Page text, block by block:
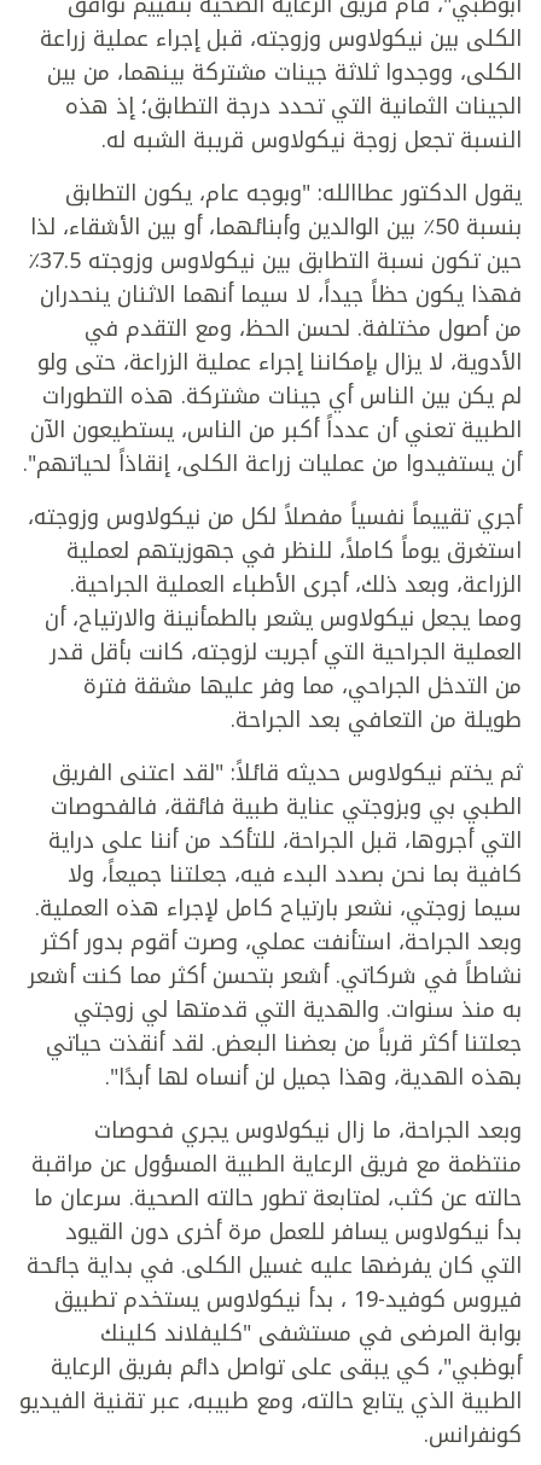
الكلى بين نيكولاوس وزوجته، قبل إجراء عملية زراعة
الكلى، ووجدوا ثلاثة جينات مشتركة بينهما، من بين
الجينات الثمانية التي تحدد درجة التطابق؛ إذ هذه
النسبة تجعل زوجة نيكولاوس قريبة الشبه له.
يقول الدكتور عطاالله: "وبوجه عام، يكون التطابق
بنسبة 50٪ بين الوالدين وأبنائهما، أو بين الأشقاء، لذا
حين تكون نسبة التطابق بين نيكولاوس وزوجته 37.5٪
فهذا يكون حظاً جيداً، لا سيما أنهما الاثنان ينحدران
من أصول مختلفة. لحسن الحظ، ومع التقدم في
الأدوية، لا يزال بإمكاننا إجراء عملية الزراعة، حتى ولو
لم يكن بين الناس أي جينات مشتركة. هذه التطورات
الطبية تعني أن عدداً أكبر من الناس، يستطيعون الآن
أن يستفيدوا من عمليات زراعة الكلى، إنقاذاً لحياتهم".
أجري تقييماً نفسياً مفصلاً لكل من نيكولاوس وزوجته،
استغرق يوماً كاملاً، للنظر في جهوزيتهم لعملية
الزراعة، وبعد ذلك، أجرى الأطباء العملية الجراحية.
ومما يجعل نيكولاوس يشعر بالطمأنينة والارتياح، أن
العملية الجراحية التي أجريت لزوجته، كانت بأقل قدر
من التدخل الجراحي، مما وفر عليها مشقة فترة
طويلة من التعافي بعد الجراحة.
ثم يختم نيكولاوس حديثه قائلاً: "لقد اعتنى الفريق
الطبي بي وبزوجتي عناية طبية فائقة، فالفحوصات
التي أجروها، قبل الجراحة، للتأكد من أننا على دراية
كافية بما نحن بصدد البدء فيه، جعلتنا جميعاً، ولا
سيما زوجتي، نشعر بارتياح كامل لإجراء هذه العملية.
وبعد الجراحة، استأنفت عملي، وصرت أقوم بدور أكثر
نشاطاً في شركاتي. أشعر بتحسن أكثر مما كنت أشعر
به منذ سنوات. والهدية التي قدمتها لي زوجتي
جعلتنا أكثر قرباً من بعضنا البعض. لقد أنقذت حياتي
بهذه الهدية، وهذا جميل لن أنساه لها أبدًا".
وبعد الجراحة، ما زال نيكولاوس يجري فحوصات
منتظمة مع فريق الرعاية الطبية المسؤول عن مراقبة
حالته عن كثب، لمتابعة تطور حالته الصحية. سرعان ما
بدأ نيكولاوس يسافر للعمل مرة أخرى دون القيود
التي كان يفرضها عليه غسيل الكلى. في بداية جائحة
فيروس كوفيد-19 ، بدأ نيكولاوس يستخدم تطبيق
بوابة المرضى في مستشفى "كليفلاند كلينك
أبوظبي"، كي يبقى على تواصل دائم بفريق الرعاية
الطبية الذي يتابع حالته، ومع طبيبه، عبر تقنية الفيديو
كونفرانس.